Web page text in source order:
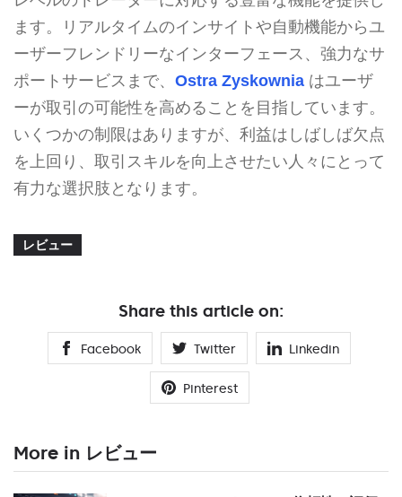
ます。リアルタイムのインサイトや自動機能からユ
ーザーフレンドリーなインターフェース、強力なサ
ポートサービスまで、 Ostra Zyskownia はユーザ
ーが取引の可能性を高めることを目指しています。
いくつかの制限はありますが、利益はしばしば欠点
を上回り、取引スキルを向上させたい人々にとって
有力な選択肢となります。
レビュー
Share this article on:
Facebook Twitter Linkedin
Pinterest
More in レビュー